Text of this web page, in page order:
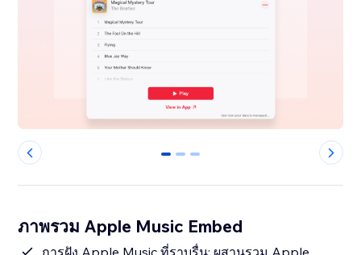
0 1 2
ภาพรวม Apple Music Embed